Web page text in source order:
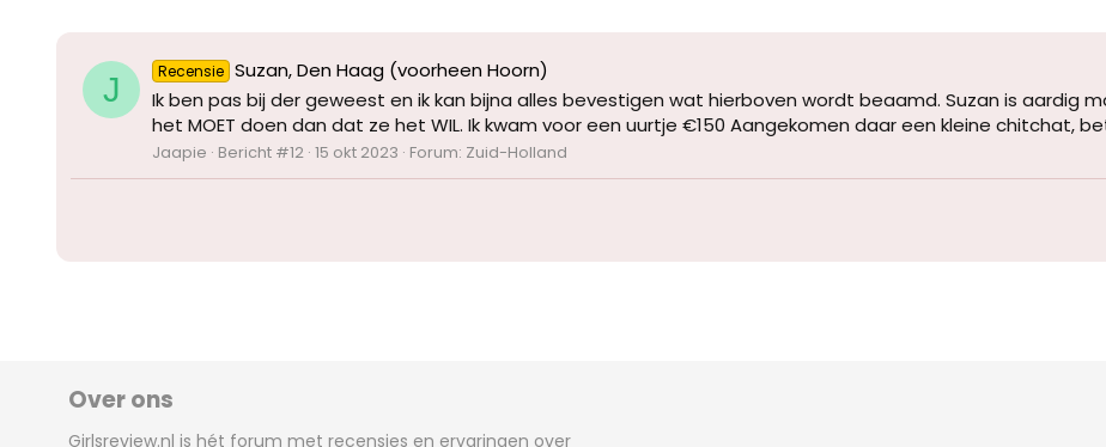
J Recensie Suzan, Den Haag (voorheen Hoorn)
Ik ben pas bij der geweest en ik kan bijna alles bevestigen wat hierboven wordt beaamd. Suzan is aardig
het MOET doen dan dat ze het WIL. Ik kwam voor een uurtje €150 Aangekomen daar een kleine chitchat,
Jaapie Bericht #12 15 okt 2023 Forum: Zuid-Holland
Over ons
Girlsreview.nl is hét forum met recensies en ervaringen over